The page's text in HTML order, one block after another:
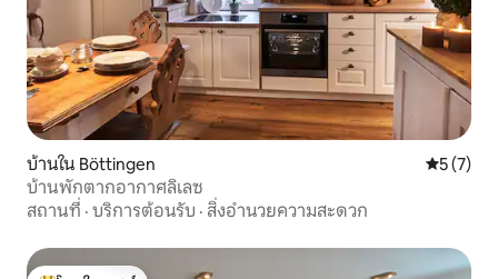
บ้านใน Böttingen คะแนนเฉ
5 (7)
บ้านพักตากอากาศลิเลซ
สถานที่ · บริการต้อนรับ · สิ่งอำนวยความสะดวก